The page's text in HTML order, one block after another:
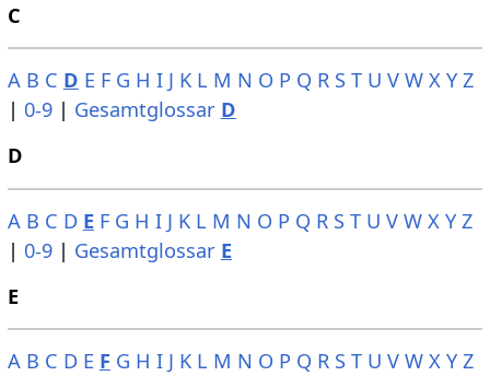
C
A B C D E F G H I J K L M N O P Q R S T U V W X Y Z
| 0-9| Gesamtglossar D
D
A B C D E F G H I J K L M N O P Q R S T U V W X Y Z
| 0-9| Gesamtglossar E
E
A B C D E F G H I J K L M N O P Q R S T U V W X Y Z